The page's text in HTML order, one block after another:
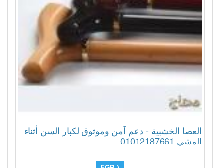
العصا الخشبية - دعم آمن وموثوق لكبار السن أثناء
المشي 01012187661